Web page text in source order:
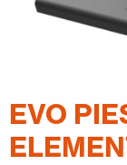
PAR MUMS
EN FI USA
EVO